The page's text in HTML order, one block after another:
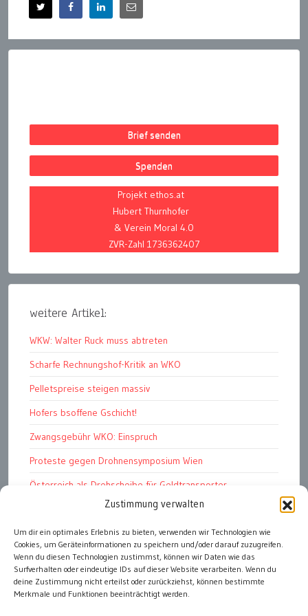
Zustimmung verwalten
Um dir ein optimales Erlebnis zu bieten, verwenden wir Technologien wie
Cookies, um Geräteinformationen zu speichern und/oder darauf zuzugreifen.
Wenn du diesen Technologien zustimmst, können wir Daten wie das
Surfverhalten oder eindeutige IDs auf dieser Website verarbeiten. Wenn du
deine Zustimmung nicht erteilst oder zurückziehst, können bestimmte
Merkmale und Funktionen beeinträchtigt werden.
Brief senden
Spenden
Projekt ethos.at
Hubert Thurnhofer
& Verein Moral 4.0
ZVR-Zahl 1736362407
weitere Artikel:
WKW: Walter Ruck muss abtreten
Scharfe Rechnungshof-Kritik an WKO
Pelletspreise steigen massiv
Hofers bsoffene Gschicht!
Zwangsgebühr WKO: Einspruch
Proteste gegen Drohnensymposium Wien
Österreich als Drehscheibe für Geldtransporter
Financial Stability Report der OeNB 2026
Genug Eier fürs Osterkörberl?
Angst vor Inflation und Krieg